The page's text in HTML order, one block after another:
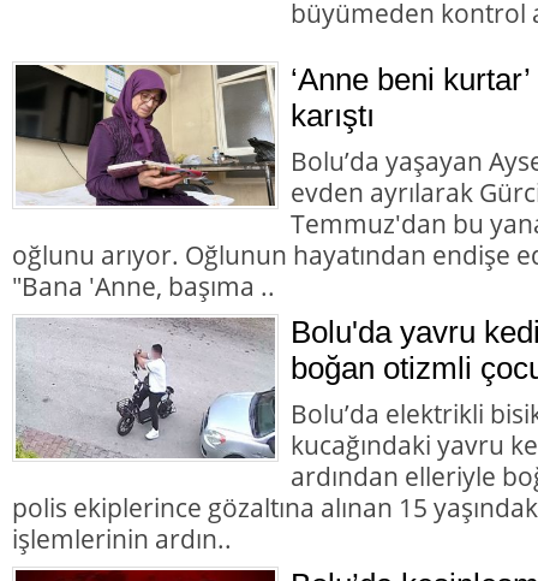
büyümeden kontrol
‘Anne beni
karıştı
Bolu’da yaşayan
evden ayrılarak
Temmuz'dan bu
oğlunu arıyor. Oğlunun hayatından endişe
"Bana 'Anne, başıma ..
Bolu'da yavru
boğan otizmli
Bolu’da elektrikli
kucağındaki yavru
ardından elleriyle
polis ekiplerince gözaltına alınan 15
işlemlerinin ardın..